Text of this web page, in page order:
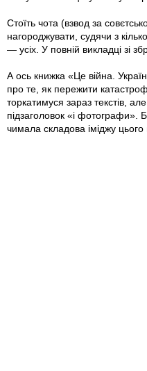
Стоїть чота (взвод за
нагороджувати, судячи з
— усіх. У повній викладці зі
А ось книжка «Це війна.
про те, як пережити
торкатимуся зараз текстів,
підзаголовок «і фотографи».
чимала складова іміджу